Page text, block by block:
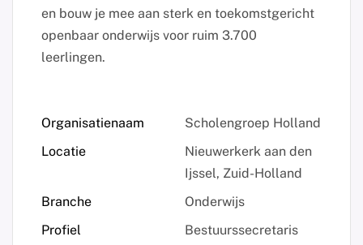
en bouw je mee aan sterk en toekomstgericht
openbaar onderwijs voor ruim 3.700
leerlingen.
Organisatienaam
Scholengroep Holland
Locatie
Nieuwerkerk aan den
Ijssel, Zuid-Holland
Branche
Onderwijs
Profiel
Bestuurssecretaris